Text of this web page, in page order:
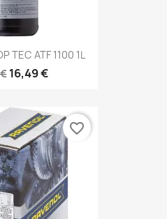
TEC ATF 1100 1L
16,49 €
favorite_border